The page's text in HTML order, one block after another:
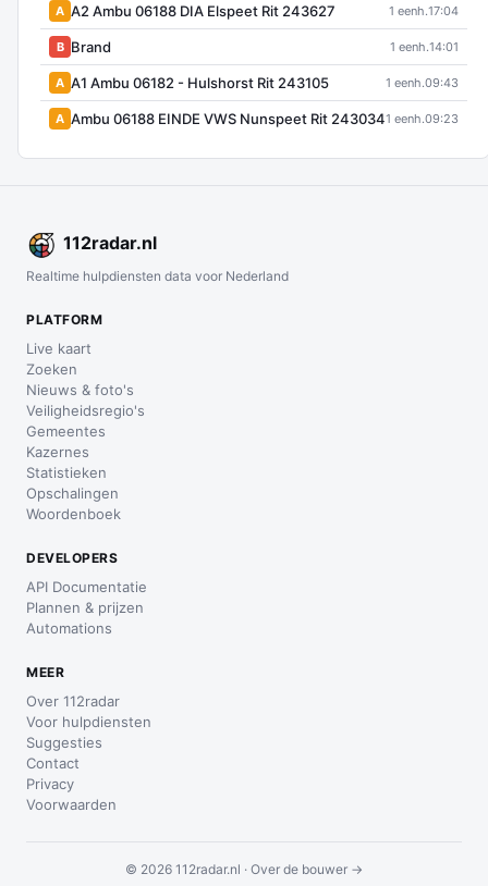
A A2 Ambu 06188 DIA Elspeet Rit 243627 1 eenh.17:04
B Brand 1 eenh.14:01
A A1 Ambu 06182 - Hulshorst Rit 243105 1 eenh.09:43
A Ambu 06188 EINDE VWS Nunspeet Rit 2430341 eenh.09:23
112radar.nl
Realtime hulpdiensten data voor Nederland
PLATFORM
Live kaart
Zoeken
Nieuws & foto's
Veiligheidsregio's
Gemeentes
Kazernes
Statistieken
Opschalingen
Woordenboek
DEVELOPERS
API Documentatie
Plannen & prijzen
Automations
MEER
Over 112radar
Voor hulpdiensten
Suggesties
Contact
Privacy
Voorwaarden
© 2026 112radar.nl · Over de bouwer →